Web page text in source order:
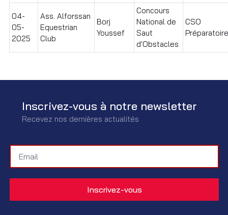
04-
05-
2025
Ass. Alforssan
Equestrian
Club
Borj
Youssef
Concours
National de
Saut
d'Obstacles
CSO
Inscrivez-vous à notre newsletter
Recevez nos dernières actualités